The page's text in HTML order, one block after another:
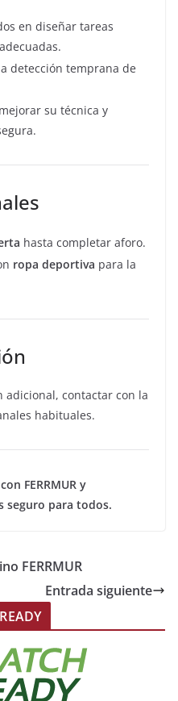
en diseñar tareas
detección temprana de
su técnica y
hasta completar aforo.
ropa deportiva para la
adicional, contactar con la
habituales.
FERRMUR y
seguro para todos.
FERRMUR
Entrada siguiente